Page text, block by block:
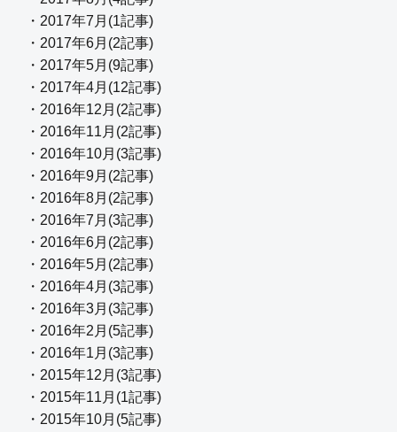
・2017年7月(1記事)
・2017年6月(2記事)
・2017年5月(9記事)
・2017年4月(12記事)
・2016年12月(2記事)
・2016年11月(2記事)
・2016年10月(3記事)
・2016年9月(2記事)
・2016年8月(2記事)
・2016年7月(3記事)
・2016年6月(2記事)
・2016年5月(2記事)
・2016年4月(3記事)
・2016年3月(3記事)
・2016年2月(5記事)
・2016年1月(3記事)
・2015年12月(3記事)
・2015年11月(1記事)
・2015年10月(5記事)